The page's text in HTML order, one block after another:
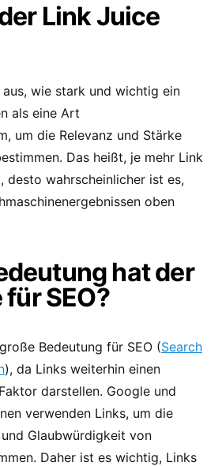
Link Juice
wie stark und wichtig ein
als eine Art
um die Relevanz und Stärke
Das heißt, je mehr Link
desto wahrscheinlicher ist es,
oben
hat der
SEO?
Bedeutung für SEO (Search
), da Links weiterhin einen
darstellen. Google und
verwenden Links, um die
Glaubwürdigkeit von
Daher ist es wichtig, Links